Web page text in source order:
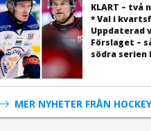
KLART – två
* Val i
Uppdaterad
Förslaget –
södra serien
MER NYHETER FRÅN